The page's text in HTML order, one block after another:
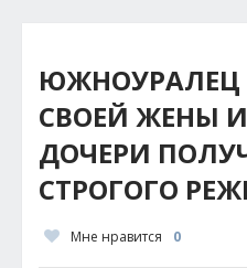
ЮЖНОУРАЛЕЦ
СВОЕЙ ЖЕНЫ
ДОЧЕРИ
СТРОГОГО
Мне нравится 0